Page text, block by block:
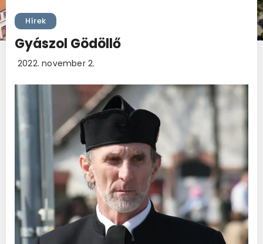
Hírek
Gyászol Gödöllő
2022. november 2.